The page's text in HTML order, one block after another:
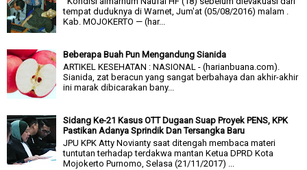
tempat duduknya di Warnet, Jum'at (05/08/2016) malam .
Kab. MOJOKERTO — (har...
Beberapa Buah Pun Mengandung Sianida
ARTIKEL KESEHATAN : NASIONAL - (harianbuana.com).
Sianida, zat beracun yang sangat berbahaya dan akhir-akhir
ini marak dibicarakan bany...
Sidang Ke-21 Kasus OTT Dugaan Suap Proyek PENS, KPK
Pastikan Adanya Sprindik Dan Tersangka Baru
JPU KPK Atty Novianty saat ditengah membaca materi
tuntutan terhadap terdakwa mantan Ketua DPRD Kota
Mojokerto Purnomo, Selasa (21/11/2017) ...